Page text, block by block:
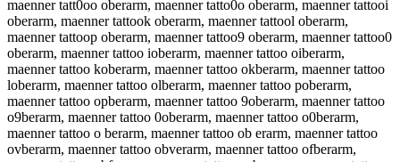
maenner tatt0oo oberarm, maenner tatto0o oberarm, maenner tattooi
oberarm, maenner tattook oberarm, maenner tattool oberarm,
maenner tattoop oberarm, maenner tattoo9 oberarm, maenner tattoo0
oberarm, maenner tattoo ioberarm, maenner tattoo oiberarm,
maenner tattoo koberarm, maenner tattoo okberarm, maenner tattoo
loberarm, maenner tattoo olberarm, maenner tattoo poberarm,
maenner tattoo opberarm, maenner tattoo 9oberarm, maenner tattoo
o9berarm, maenner tattoo 0oberarm, maenner tattoo o0berarm,
maenner tattoo o berarm, maenner tattoo ob erarm, maenner tattoo
ovberarm, maenner tattoo obverarm, maenner tattoo ofberarm,